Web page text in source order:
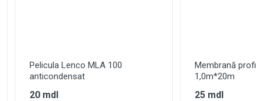
Pelicula Lenco MLA 100
anticondensat
20 mdl
Membrană
1,0m*20m
25 mdl